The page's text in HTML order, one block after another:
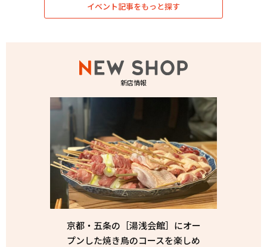
イベント記事をもっと探す
新店情報
京都・五条の［湯浅会館］にオー
プンした焼き鳥のコースを楽しめ